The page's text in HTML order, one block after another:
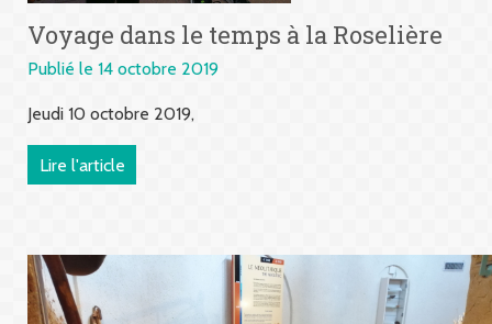
Voyage dans le temps à la Roselière
Publié le 14 octobre 2019
Jeudi 10 octobre 2019,
Lire l'article